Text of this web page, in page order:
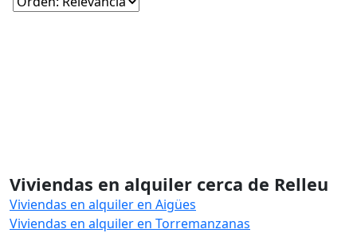
Viviendas en alquiler cerca de Relleu
Viviendas en alquiler en Aigües
Viviendas en alquiler en Torremanzanas